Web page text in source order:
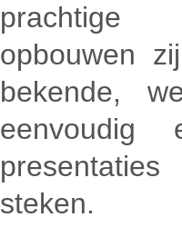
prachtige
opbouwen
bekende,
eenvoudig
steken.